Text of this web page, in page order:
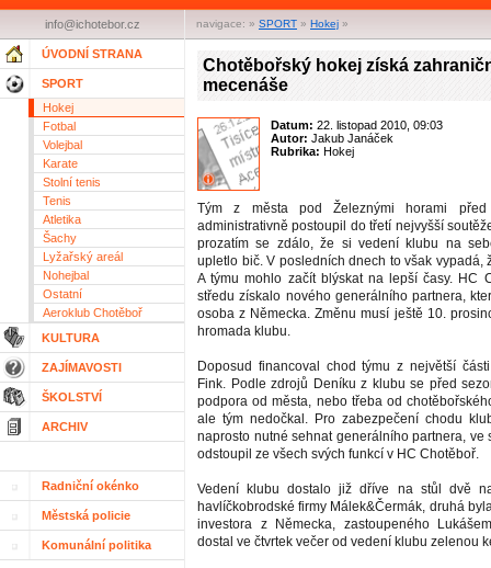
navigace: » SPORT » Hokej »
info@ichotebor.cz
ÚVODNÍ STRANA
SPORT
Hokej
Fotbal
Volejbal
Karate
Stolní tenis
Tenis
Atletika
Šachy
Lyžařský areál
Nohejbal
Ostatní
Aeroklub Chotěboř
KULTURA
ZAJÍMAVOSTI
ŠKOLSTVÍ
ARCHIV
Radniční okénko
Městská policie
Komunální politika
Chotěbořský hokej získá
mecenáše
Datum: 22. listopad 2010, 09:03
Autor: Jakub Janáček
Rubrika: Hokej
Tým z města pod Železnými horami před
administrativně postoupil do třetí nejvyšší
prozatím se zdálo, že si vedení klubu na
upletlo bič. V posledních dnech to však vypadá,
A týmu mohlo začít blýskat na lepší časy. HC
středu získalo nového generálního partnera,
osoba z Německa. Změnu musí ještě 10.
hromada klubu.
Doposud financoval chod týmu z největší
Fink. Podle zdrojů Deníku z klubu se před
podpora od města, nebo třeba od
ale tým nedočkal. Pro zabezpečení chodu
naprosto nutné sehnat generálního partnera, ve
odstoupil ze všech svých funkcí v HC Chotěboř.
Vedení klubu dostalo již dříve na stůl dvě
havlíčkobrodské firmy Málek&Čermák, druhá
investora z Německa, zastoupeného
dostal ve čtvrtek večer od vedení klubu zelenou